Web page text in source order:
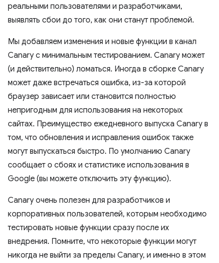
реальными пользователями и разработчиками,
выявлять сбои до того, как они станут проблемой.
Мы добавляем изменения и новые функции в канал
Canary с минимальным тестированием. Canary может
(и действительно) ломаться. Иногда в сборке Canary
может даже встречаться ошибка, из-за которой
браузер зависает или становится полностью
непригодным для использования на некоторых
сайтах. Преимущество ежедневного выпуска Canary в
том, что обновления и исправления ошибок также
могут выпускаться быстро. По умолчанию Canary
сообщает о сбоях и статистике использования в
Google (вы можете отключить эту функцию).
Canary очень полезен для разработчиков и
корпоративных пользователей, которым необходимо
тестировать новые функции сразу после их
внедрения. Помните, что некоторые функции могут
никогда не выйти за пределы Canary, и именно в этом